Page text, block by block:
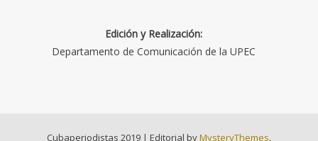
Edición y Realización:
Departamento de Comunicación de la UPEC
Cubaperiodistas 2019 | Editorial byMysteryThemes.